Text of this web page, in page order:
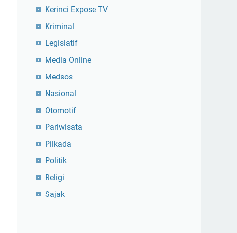
Kerinci Expose TV
Kriminal
Legislatif
Media Online
Medsos
Nasional
Otomotif
Pariwisata
Pilkada
Politik
Religi
Sajak